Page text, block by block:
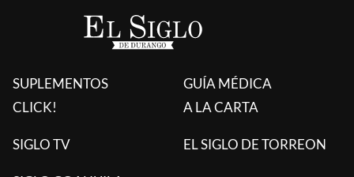
SUPLEMENTOS
CLICK!
GUÍA MÉDICA
A LA CARTA
SIGLO TV EL SIGLO DE TORREON